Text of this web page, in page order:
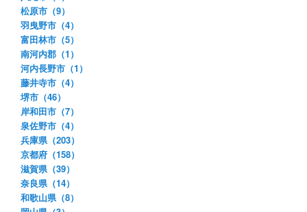
松原市（9）
羽曳野市（4）
富田林市（5）
南河内郡（1）
河内長野市（1）
藤井寺市（4）
堺市（46）
岸和田市（7）
泉佐野市（4）
兵庫県（203）
京都府（158）
滋賀県（39）
奈良県（14）
和歌山県（8）